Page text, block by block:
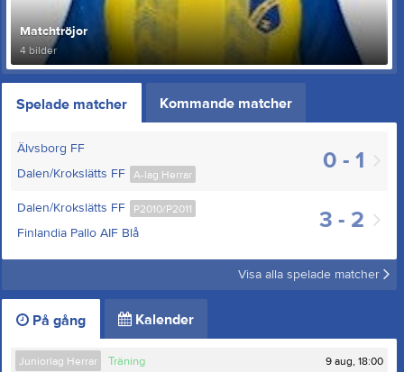
Matchtröjor
4 bilder
Spelade matcher Kommande matcher
0 - 1
Älvsborg FF
A-lag Herrar
Dalen/Krokslätts FF
3 - 2
P2010/P2011
Dalen/Krokslätts FF
Finlandia Pallo AIF Blå
Visa alla spelade matcher
På gång Kalender
Juniorlag Herrar Träning 9 aug, 18:00